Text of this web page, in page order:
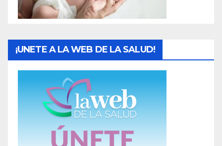
¡UNETE A LA WEB DE LA SALUD!